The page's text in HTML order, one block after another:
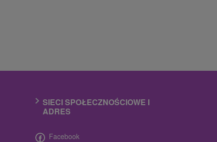
SIECI SPOŁECZNOŚCIOWE I
ADRES
Facebook